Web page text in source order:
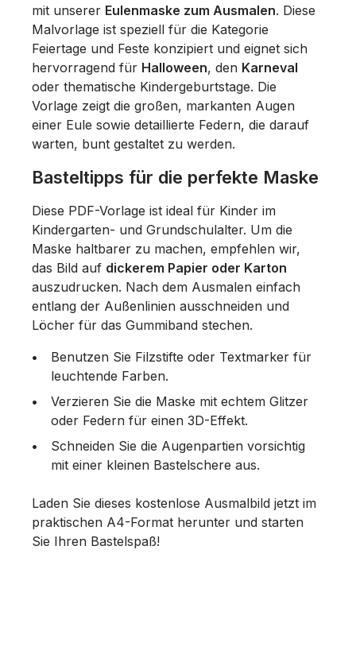
mit unserer Eulenmaske zum Ausmalen. Diese
Malvorlage ist speziell für die Kategorie
Feiertage und Feste konzipiert und eignet sich
hervorragend für Halloween, den Karneval
oder thematische Kindergeburtstage. Die
Vorlage zeigt die großen, markanten Augen
einer Eule sowie detaillierte Federn, die darauf
warten, bunt gestaltet zu werden.
Basteltipps für die perfekte Maske
Diese PDF-Vorlage ist ideal für Kinder im
Kindergarten- und Grundschulalter. Um die
Maske haltbarer zu machen, empfehlen wir,
das Bild auf dickerem Papier oder Karton
auszudrucken. Nach dem Ausmalen einfach
entlang der Außenlinien ausschneiden und
Löcher für das Gummiband stechen.
Benutzen Sie Filzstifte oder Textmarker für
leuchtende Farben.
Verzieren Sie die Maske mit echtem Glitzer
oder Federn für einen 3D-Effekt.
Schneiden Sie die Augenpartien vorsichtig
mit einer kleinen Bastelschere aus.
Laden Sie dieses kostenlose Ausmalbild jetzt im
praktischen A4-Format herunter und starten
Sie Ihren Bastelspaß!